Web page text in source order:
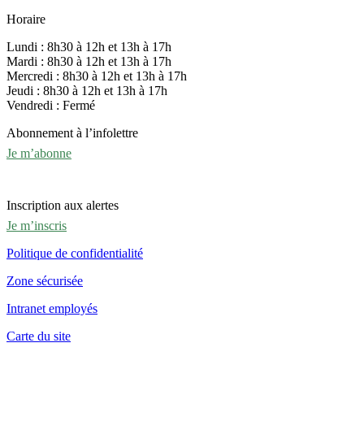
Horaire
Lundi : 8h30 à 12h et 13h à 17h
Mardi : 8h30 à 12h et 13h à 17h
Mercredi : 8h30 à 12h et 13h à 17h
Jeudi : 8h30 à 12h et 13h à 17h
Vendredi : Fermé
Abonnement à l’infolettre
Je m’abonne
Inscription aux alertes
Je m’inscris
Politique de confidentialité
Zone sécurisée
Intranet employés
Carte du site